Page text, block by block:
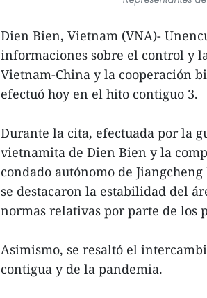
Dien Bien, Vietnam (VNA)-
informaciones sobre el control y
Vietnam-China y la cooperación
efectuó hoy en el hito contiguo 3.
Durante la cita, efectuada por la
vietnamita de Dien Bien y la
condado autónomo de
se destacaron la estabilidad del
normas relativas por parte de los
Asimismo, se resaltó el
contigua y de la pandemia.